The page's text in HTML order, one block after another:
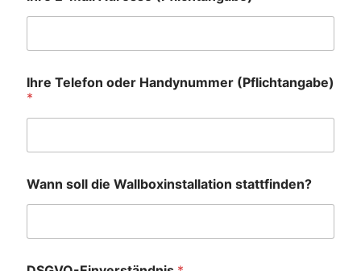
Ihre Telefon oder Handynummer (Pflichtangabe)
*
Wann soll die Wallboxinstallation stattfinden?